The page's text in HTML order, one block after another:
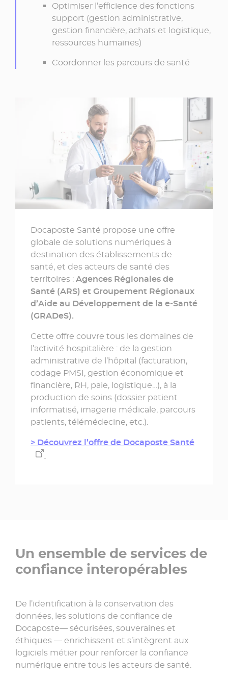
Optimiser l’efficience des fonctions
support (gestion administrative,
gestion financière, achats et logistique,
ressources humaines)
Coordonner les parcours de santé
Docaposte Santé propose une offre
globale de solutions numériques à
destination des établissements de
santé, et des acteurs de santé des
territoires : Agences Régionales de
Santé (ARS) et Groupement Régionaux
d’Aide au Développement de la e-Santé
(GRADeS).
Cette offre couvre tous les domaines de
l’activité hospitalière : de la gestion
administrative de l’hôpital (facturation,
codage PMSI, gestion économique et
financière, RH, paie, logistique…), à la
production de soins (dossier patient
informatisé, imagerie médicale, parcours
patients, télémédecine, etc.).
> Découvrez l’offre de Docaposte Santé
Un ensemble de services de
confiance interopérables
De l’identification à la conservation des
données, les solutions de confiance de
Docaposte— sécurisées, souveraines et
éthiques — enrichissent et s’intègrent aux
logiciels métier pour renforcer la confiance
numérique entre tous les acteurs de santé.